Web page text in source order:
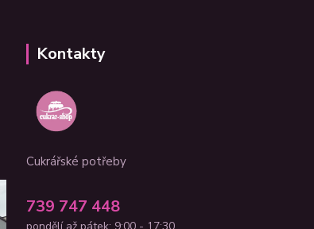
Kontakty
Cukrářské potřeby
739 747 448